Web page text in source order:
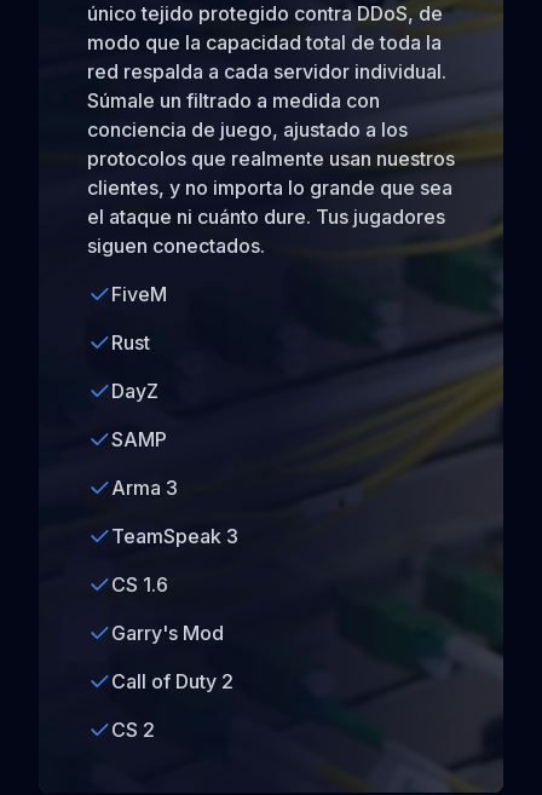
único tejido protegido contra DDoS, de
modo que la capacidad total de toda la
red respalda a cada servidor individual.
Súmale un filtrado a medida con
conciencia de juego, ajustado a los
protocolos que realmente usan nuestros
clientes, y no importa lo grande que sea
el ataque ni cuánto dure. Tus jugadores
siguen conectados.
FiveM
Rust
DayZ
SAMP
Arma 3
TeamSpeak 3
CS 1.6
Garry's Mod
Call of Duty 2
CS 2